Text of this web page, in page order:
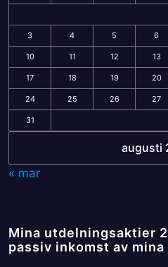
augusti
3 4 5 6
10 11 12 13
17 18 19 20
24 25 26 27
31
« mar
Mina utdelningsaktier
passiv inkomst av